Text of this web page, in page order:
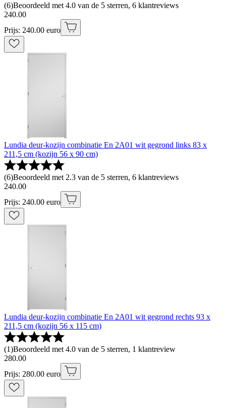
(6)Beoordeeld met 4.0 van de 5 sterren, 6 klantreviews
240.00
Prijs: 240.00 euro
Lundia deur-kozijn combinatie En 2A01 wit gegrond links 83 x
211,5 cm (kozijn 56 x 90 cm)
(6)Beoordeeld met 2.3 van de 5 sterren, 6 klantreviews
240.00
Prijs: 240.00 euro
Lundia deur-kozijn combinatie En 2A01 wit gegrond rechts 93 x
211,5 cm (kozijn 56 x 115 cm)
(1)Beoordeeld met 4.0 van de 5 sterren, 1 klantreview
280.00
Prijs: 280.00 euro